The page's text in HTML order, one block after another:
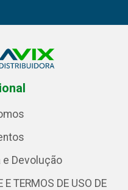
e Devolução
TERMOS DE USO DE